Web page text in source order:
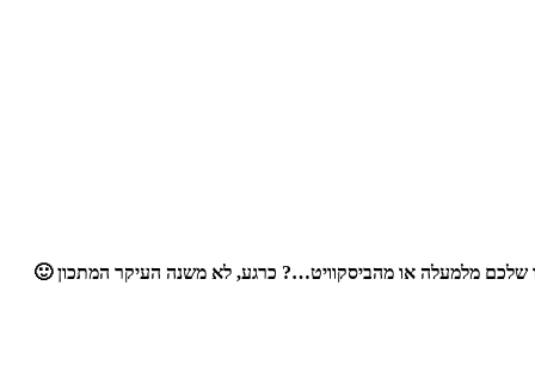
שלכם מלמעלה או מהביסקוויט…? כרגע, לא משנה העיקר המתכון 🙂